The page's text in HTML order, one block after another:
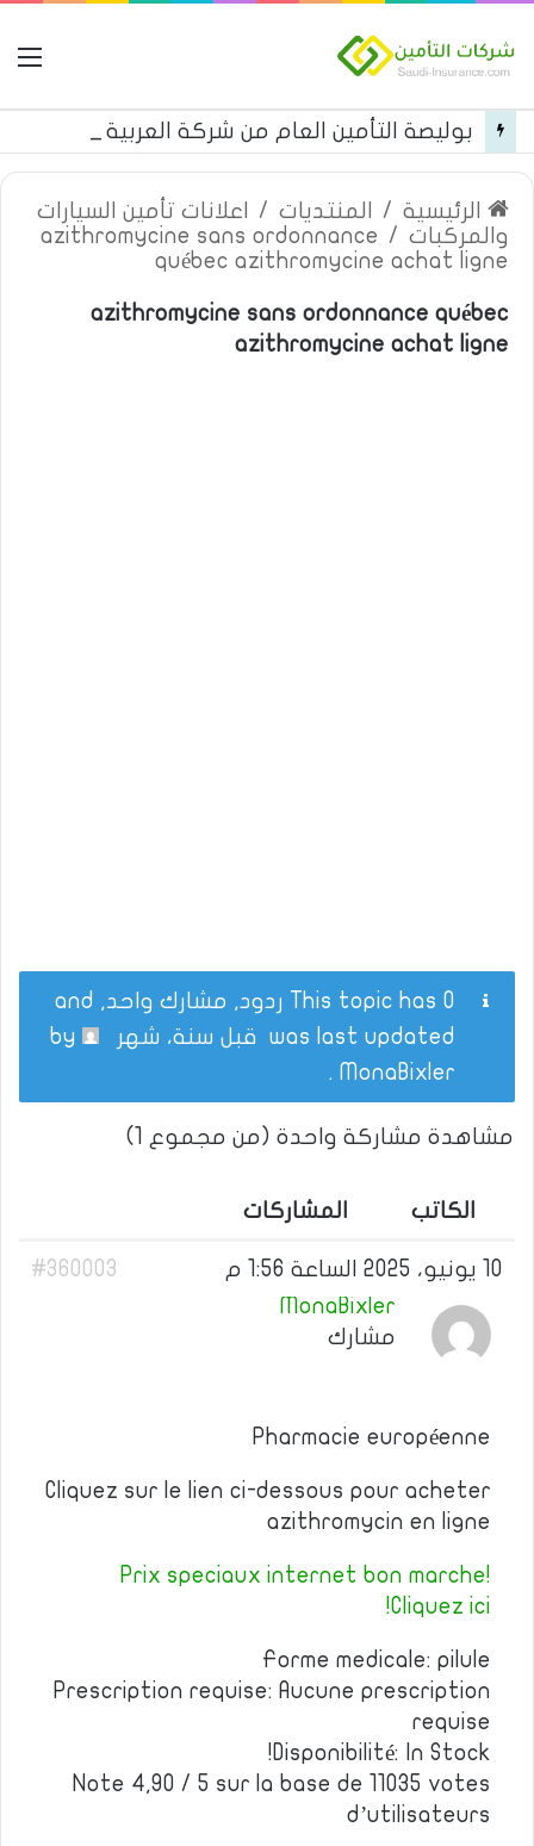
الرئيسية / المنتديات /
اعلانات تأمين السيارات
والمركبات /
azithromycine sans ordonnance
québec azithromycine achat ligne
azithromycine sans ordonnance québec
azithromycine achat ligne
This topic has 0 ردود, مشارك واحد, and
was last updated قبل سنة، شهر
MonaBixler
.
مشاهدة مشاركة واحدة (من مجموع 1)
الكاتب المشاركات
10 يونيو، 2025 الساعة 1:56 م
#360003
MonaBixler
مشارك
Pharmacie européenne
Cliquez sur le lien ci-dessous pour acheter
azithromycin en ligne
Prix speciaux internet bon marche!
Cliquez ici!
Forme medicale: pilule
Prescription requise: Aucune prescription
requise
Disponibilité: In Stock!
Note 4,90 / 5 sur la base de 11035 votes
d’utilisateurs